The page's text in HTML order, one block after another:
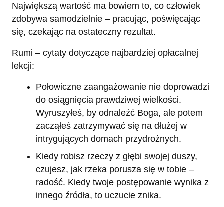
Największą wartość ma bowiem to, co człowiek
zdobywa samodzielnie – pracując, poświęcając
się, czekając na ostateczny rezultat.
Rumi – cytaty dotyczące najbardziej opłacalnej
lekcji:
Połowiczne zaangażowanie nie doprowadzi
do osiągnięcia prawdziwej wielkości.
Wyruszyłeś, by odnaleźć Boga, ale potem
zacząłeś zatrzymywać się na dłużej w
intrygujących domach przydrożnych.
Kiedy robisz rzeczy z głębi swojej duszy,
czujesz, jak rzeka porusza się w tobie –
radość. Kiedy twoje postępowanie wynika z
innego źródła, to uczucie znika.